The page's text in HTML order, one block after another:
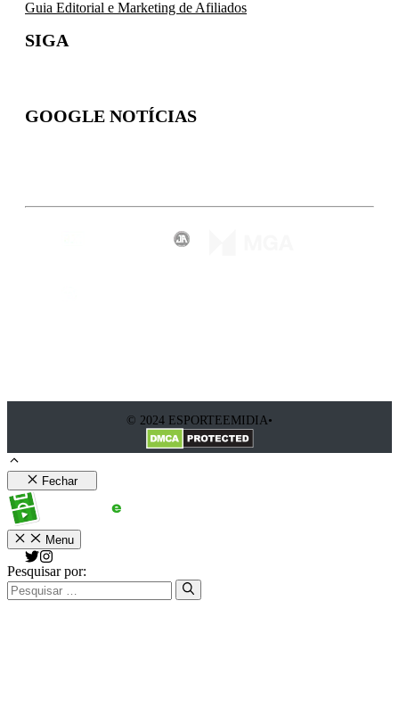
Guia Editorial e Marketing de Afiliados
SIGA
GOOGLE NOTÍCIAS
© 2024 ESPORTEEMIDIA•
Fechar
Menu
Pesquisar por: